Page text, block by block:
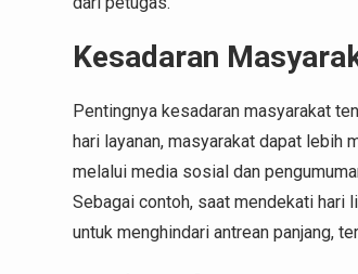
Kesadaran
Pentingnya kesadaran masyarakat
hari layanan, masyarakat dapat lebih
melalui media sosial dan
Sebagai contoh, saat mendekati hari
untuk menghindari antrean panjang,